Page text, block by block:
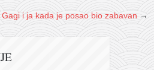
Gagi i ja kada je posao bio zabavan →